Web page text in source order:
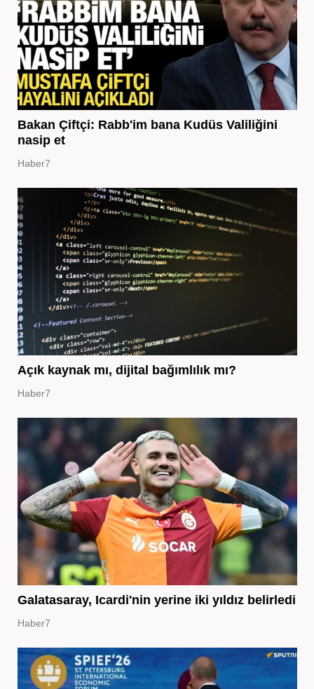
Bakan Çiftçi: Rabb'im bana Kudüs Valiliğini
nasip et
Haber7
Açık kaynak mı, dijital bağımlılık mı?
Haber7
Galatasaray, Icardi'nin yerine iki yıldız belirledi
Haber7